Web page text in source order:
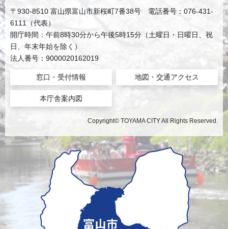
〒930-8510 富山県富山市新桜町7番38号 電話番号：076-431-
6111（代表）
開庁時間：午前8時30分から午後5時15分（土曜日・日曜日、祝
日、年末年始を除く）
法人番号：9000020162019
窓口・受付情報 地図・交通アクセス
本庁舎案内図
Copyright© TOYAMA CITY All Rights Reserved.